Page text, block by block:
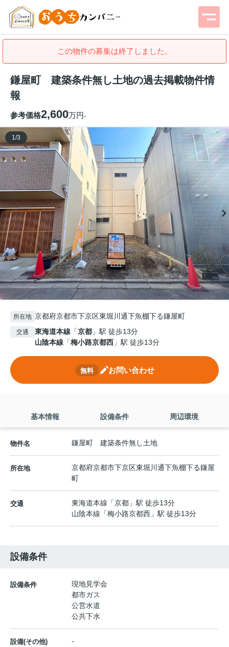
この物件の募集は終了しました。
鎌屋町 建築条件無し土地の過去掲載物件情
報
参考価格2,600万円-
1 /3
所在地 京都府京都市下京区東堀川通下魚棚下る鎌屋町
交通 東海道本線 「京都 」駅 徒歩13分
山陰本線 「梅小路京都西 」駅 徒歩13分
無料 お問い合わせ
基本情報 設備条件 周辺環境
物件名 鎌屋町 建築条件無し土地
所在地 京都府京都市下京区東堀川通下魚棚下る鎌屋
町
交通 東海道本線 「京都 」駅 徒歩13分
山陰本線 「梅小路京都西 」駅 徒歩13分
設備条件
設備条件
現地見学会
都市ガス
公営水道
公共下水
設備(その他) -